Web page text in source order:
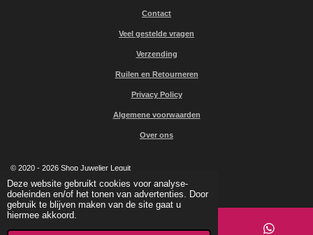
Deze website gebruikt cookies voor analyse-
doeleinden en/of het tonen van advertenties. Door
gebruik te blijven maken van de site gaat u
hiermee akkoord.
Contact
Veel gestelde vragen
Verzending
Ruilen en Retourneren
Privacy Policy
Algemene voorwaarden
Over ons
© 2020 - 2026 Shop Juwelier Leguit
Powered byJouwWeb